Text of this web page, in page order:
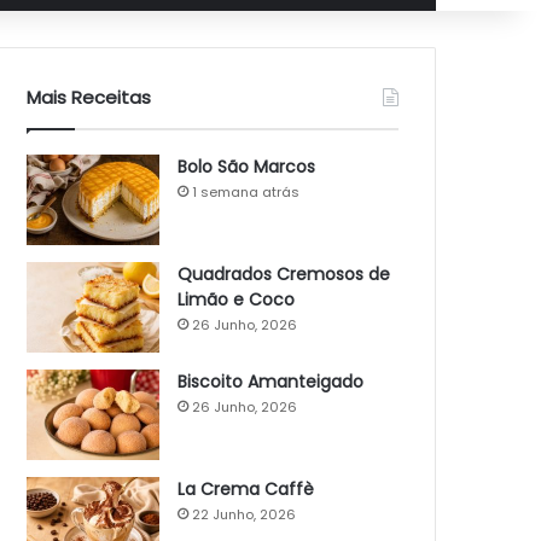
Mais Receitas
Bolo São Marcos
1 semana atrás
Quadrados Cremosos de
Limão e Coco
26 Junho, 2026
Biscoito Amanteigado
26 Junho, 2026
La Crema Caffè
22 Junho, 2026